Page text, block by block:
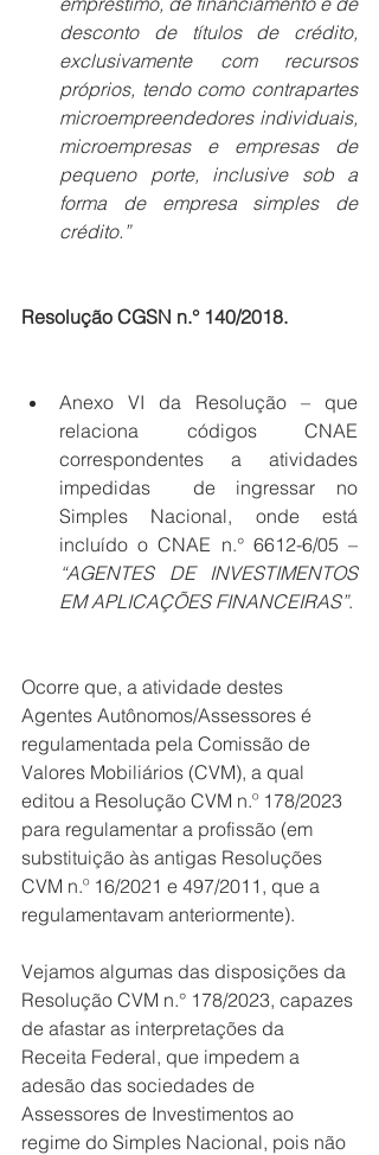
desconto de títulos de crédito,
exclusivamente com recursos
próprios, tendo como contrapartes
microempreendedores individuais,
microempresas e empresas de
pequeno porte, inclusive sob a
forma de empresa simples de
crédito.”
Resolução CGSN n.° 140/2018.
Anexo VI da Resolução – que
relaciona códigos CNAE
correspondentes a atividades
impedidas  de ingressar no
Simples Nacional, onde está
“AGENTES DE INVESTIMENTOS
EM APLICAÇÕES FINANCEIRAS”.
Ocorre que, a atividade destes
Agentes Autônomos/Assessores é
regulamentada pela Comissão de
Valores Mobiliários (CVM), a qual
editou a Resolução CVM n.º 178/2023
para regulamentar a profissão (em
substituição às antigas Resoluções
CVM n.º 16/2021 e 497/2011, que a
regulamentavam anteriormente).
Vejamos algumas das disposições da
Resolução CVM n.° 178/2023, capazes
de afastar as interpretações da
Receita Federal, que impedem a
adesão das sociedades de
Assessores de Investimentos ao
regime do Simples Nacional, pois não